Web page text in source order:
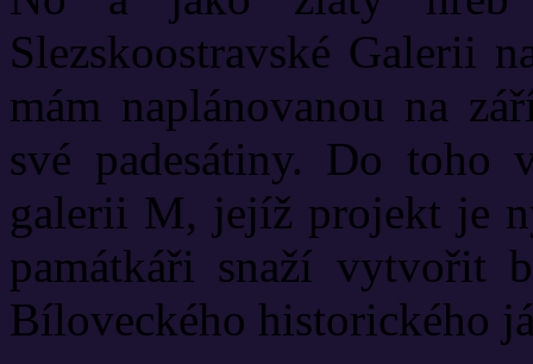
Slezskoostravské Galerii
mám naplánovanou na
své padesátiny. Do toho
galerii M, jejíž projekt je
památkáři snaží vytvořit
Bíloveckého historického